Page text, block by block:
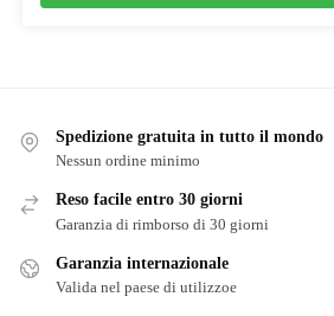
Spedizione gratuita in tutto il mondo
Nessun ordine minimo
Reso facile entro 30 giorni
Garanzia di rimborso di 30 giorni
Garanzia internazionale
Valida nel paese di utilizzoe